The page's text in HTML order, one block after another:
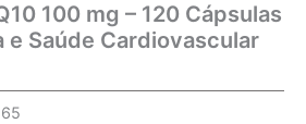
100 mg – 120 Cápsulas
e Saúde Cardiovascular